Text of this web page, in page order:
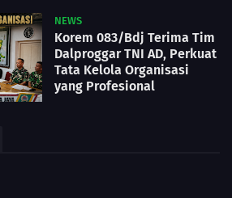
NEWS
Korem 083/Bdj Terima Tim
Dalproggar TNI AD, Perkuat
Tata Kelola Organisasi
yang Profesional